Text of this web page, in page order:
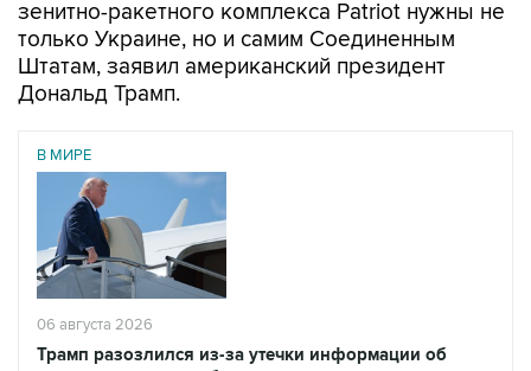
зенитно-ракетного комплекса Patriot нужны не
только Украине, но и самим Соединенным
Штатам, заявил американский президент
Дональд Трамп.
В МИРЕ
06 августа 2026
Трамп разозлился из-за утечки информации об